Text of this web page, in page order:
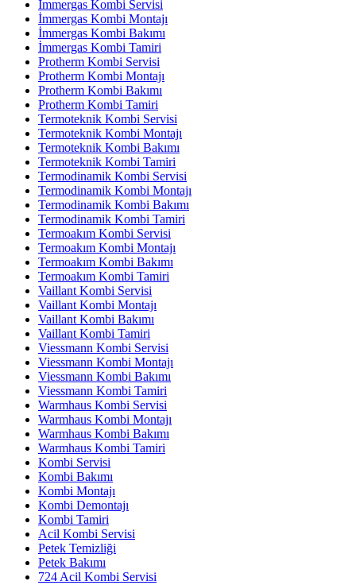
İmmergas Kombi Servisi
İmmergas Kombi Montajı
İmmergas Kombi Bakımı
İmmergas Kombi Tamiri
Protherm Kombi Servisi
Protherm Kombi Montajı
Protherm Kombi Bakımı
Protherm Kombi Tamiri
Termoteknik Kombi Servisi
Termoteknik Kombi Montajı
Termoteknik Kombi Bakımı
Termoteknik Kombi Tamiri
Termodinamik Kombi Servisi
Termodinamik Kombi Montajı
Termodinamik Kombi Bakımı
Termodinamik Kombi Tamiri
Termoakım Kombi Servisi
Termoakım Kombi Montajı
Termoakım Kombi Bakımı
Termoakım Kombi Tamiri
Vaillant Kombi Servisi
Vaillant Kombi Montajı
Vaillant Kombi Bakımı
Vaillant Kombi Tamiri
Viessmann Kombi Servisi
Viessmann Kombi Montajı
Viessmann Kombi Bakımı
Viessmann Kombi Tamiri
Warmhaus Kombi Servisi
Warmhaus Kombi Montajı
Warmhaus Kombi Bakımı
Warmhaus Kombi Tamiri
Kombi Servisi
Kombi Bakımı
Kombi Montajı
Kombi Demontajı
Kombi Tamiri
Acil Kombi Servisi
Petek Temizliği
Petek Bakımı
724 Acil Kombi Servisi